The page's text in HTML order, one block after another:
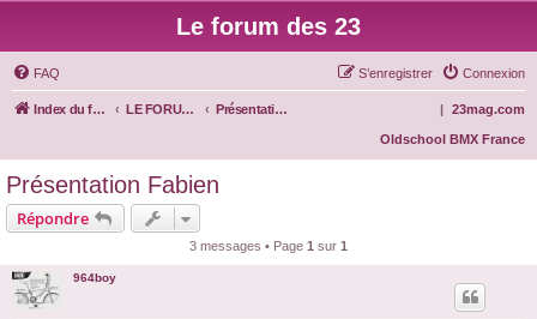
Le forum des 23
FAQ Connexion
S’enregistrer
Index du forum LE FORUM DES 23 Présentation des membres 23mag.com
|
Oldschool BMX France
Présentation Fabien
Répondre
3 messages • Page 1 sur 1
964boy